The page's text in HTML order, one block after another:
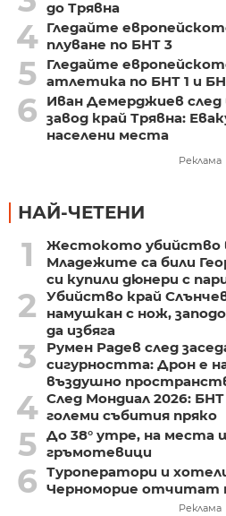
до Трявна
4 Гледайте
плуване по БНТ 3
5
Гледайте
атлетика по БНТ 1 и
6
Иван Демерджиев след
завод край Трявна:
населени места
Реклама
НАЙ-ЧЕТЕНИ
1
Жестокото убийство
Младежите са били
си купили дюнери с
2
Убийство край
намушкан с нож,
да избяга
3
Румен Радев след
сигурността: Дрон е
въздушно
4 След Мондиал 2026:
големи събития пряко
5 До 38° утре, на места
гръмотевици
6 Туроператори и
Черноморие отчитат
Реклама